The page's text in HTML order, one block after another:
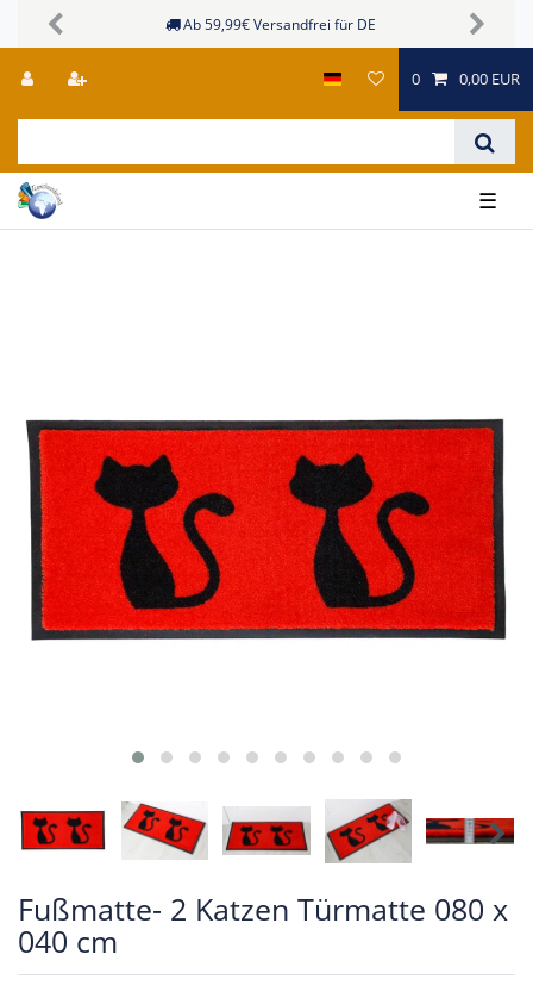
Ab 59,99€ Versandfrei für DE
Previous Next
0 0,00 EUR
☰
Fußmatte- 2 Katzen Türmatte 080 x
040 cm